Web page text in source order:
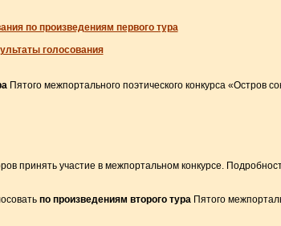
по произведениям первого тура
голосования
Пятого межпортального поэтического конкурса «Остров
принять участие в межпортальном конкурсе.
по произведениям второго тура Пятого